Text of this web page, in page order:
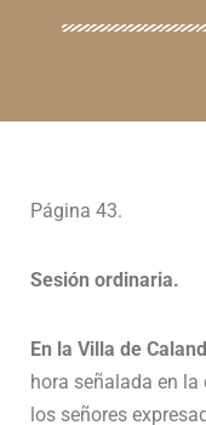
Página 43.
Sesión ordinaria.
En la Villa de
hora señalada en
los señores